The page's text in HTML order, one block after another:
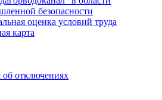
безопасности
оценка условий труда
карта
отключениях